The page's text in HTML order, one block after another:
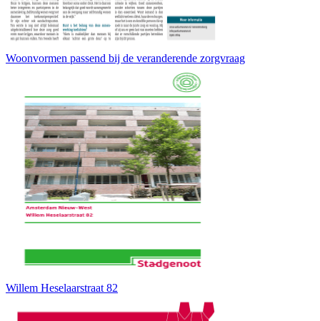
Woonvormen passend bij de veranderende zorgvraag
Willem Heselaarstraat 82